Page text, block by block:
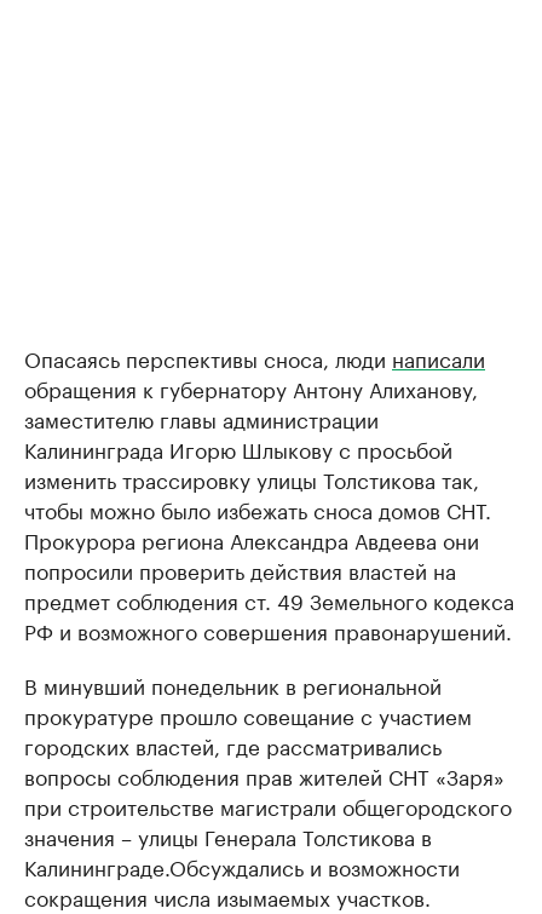
Опасаясь перспективы сноса, люди написали
обращения к губернатору Антону Алиханову,
заместителю главы администрации
Калининграда Игорю Шлыкову с просьбой
изменить трассировку улицы Толстикова так,
чтобы можно было избежать сноса домов СНТ.
Прокурора региона Александра Авдеева они
попросили проверить действия властей на
предмет соблюдения ст. 49 Земельного кодекса
РФ и возможного совершения правонарушений.
В минувший понедельник в региональной
прокуратуре прошло совещание с участием
городских властей, где рассматривались
вопросы соблюдения прав жителей СНТ «Заря»
при строительстве магистрали общегородского
значения – улицы Генерала Толстикова в
Калининграде.Обсуждались и возможности
сокращения числа изымаемых участков.